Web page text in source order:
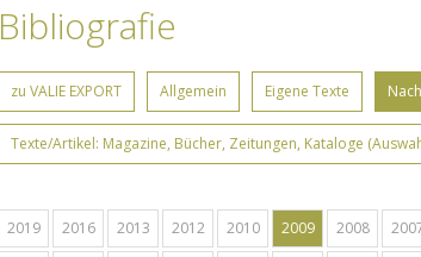
Bibliografie
zu VALIE EXPORT Allgemein Eigene Texte
Texte/Artikel: Magazine, Bücher, Zeitungen, Kataloge
2019 2016 2013 2012 2010 2009 2008